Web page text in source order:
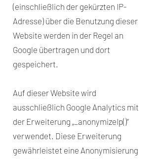
(einschließlich der gekürzten IP-
Adresse) über die Benutzung dieser
Website werden in der Regel an
Google übertragen und dort
gespeichert.
Auf dieser Website wird
ausschließlich Google Analytics mit
der Erweiterung „_anonymizeIp()“
verwendet. Diese Erweiterung
gewährleistet eine Anonymisierung